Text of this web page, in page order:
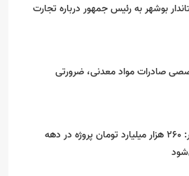
بوشهر به رئیس جمهور درباره تجارت
صادرات مواد معدنی، ضرورتی
استاندار بوشهر: ۲۶۰ هزار میلیارد تومان پروژه در دهه